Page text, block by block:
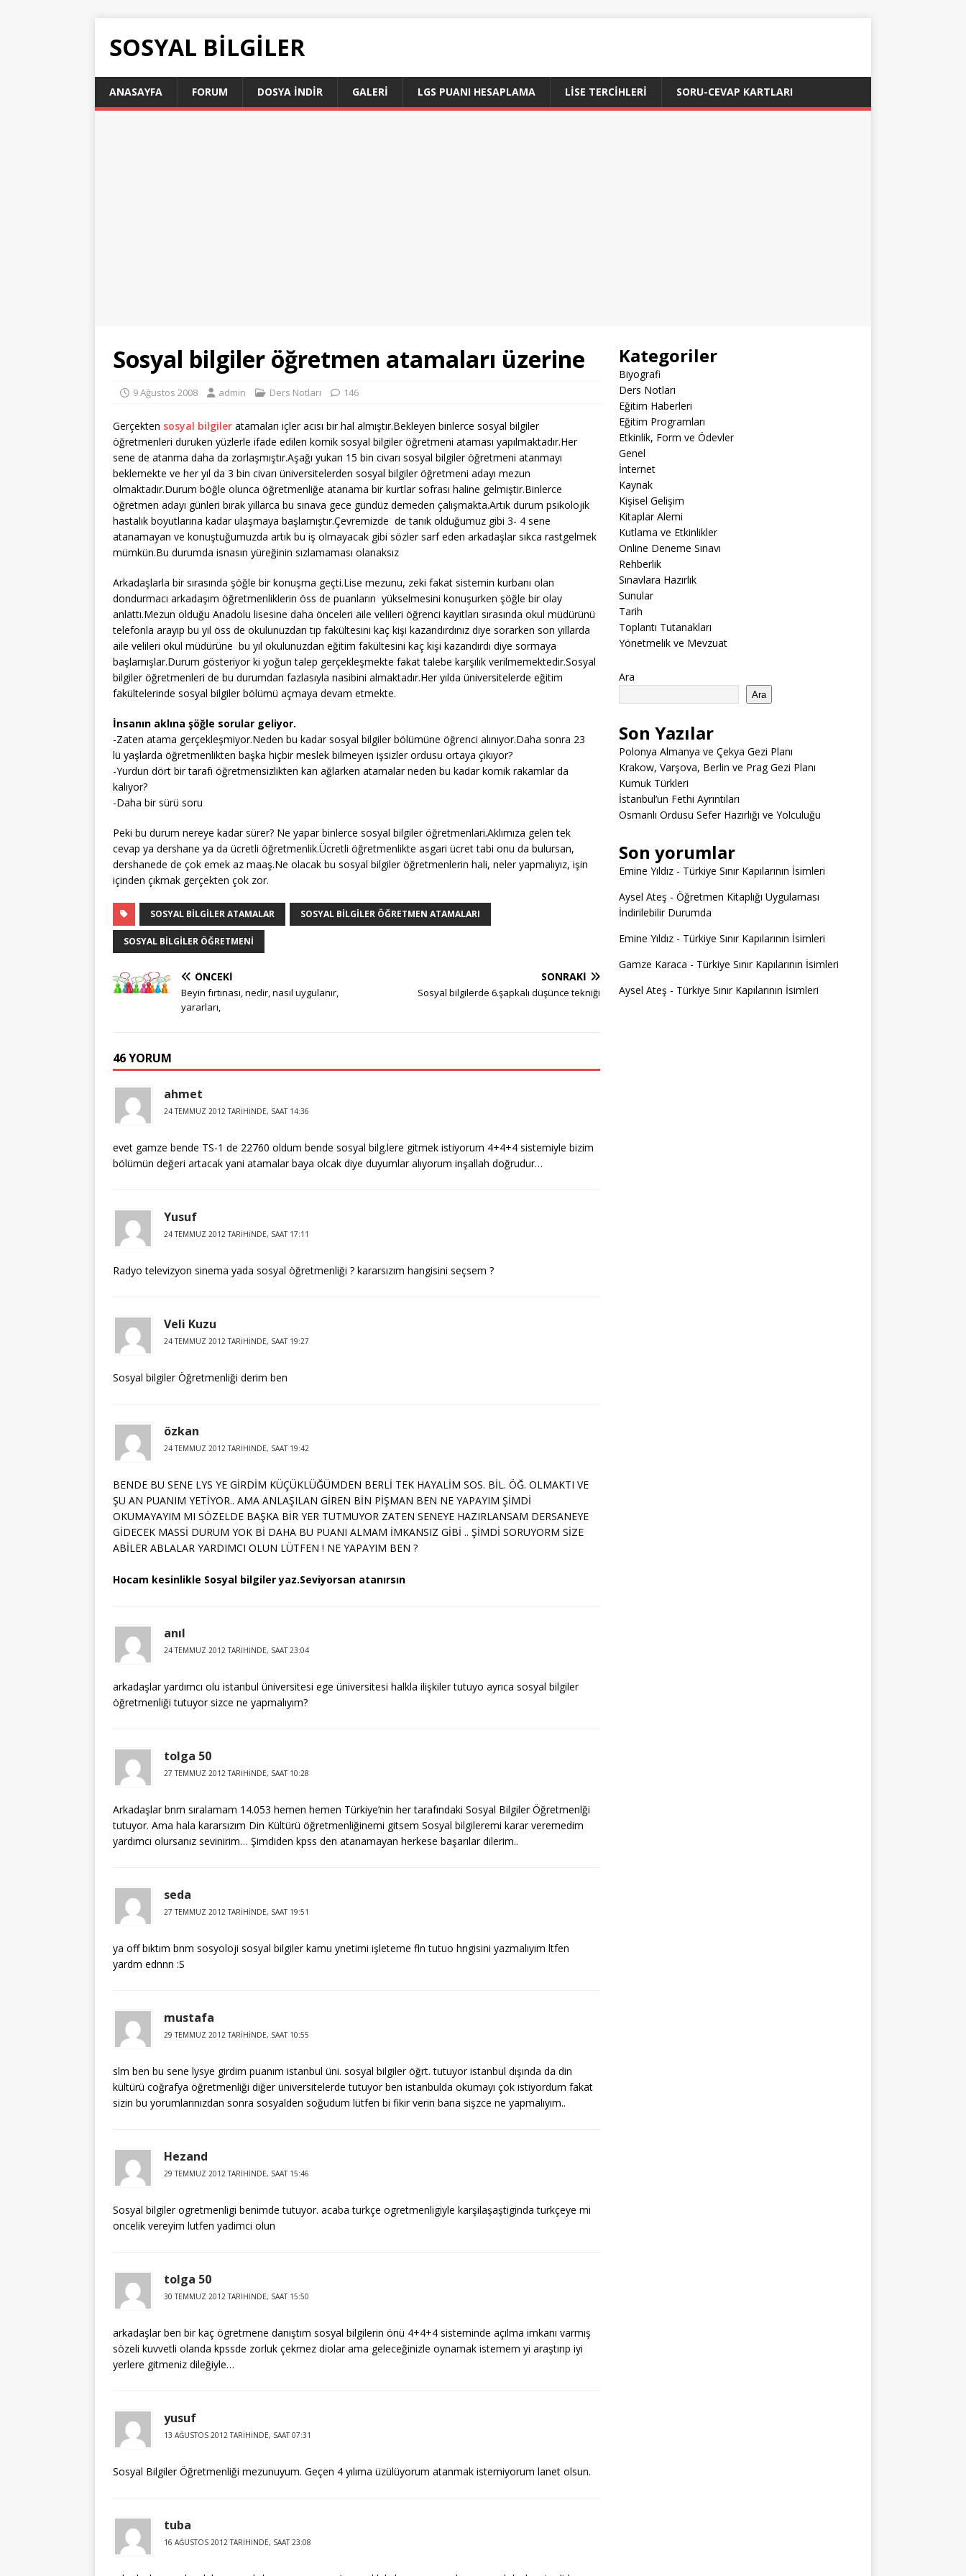
SOSYAL BILGILER
ANASAYFA FORUM DOSYA İNDIR GALERI LGS PUANI HESAPLAMA LİSE TERCİHLERİ SORU-CEVAP KARTLARI
Sosyal bilgiler öğretmen atamaları üzerine
9 Ağustos 2008 admin Ders Notları 146
Gerçekten sosyal bilgiler atamaları içler acısı bir hal almıştır.Bekleyen binlerce sosyal bilgiler
öğretmenleri duruken yüzlerle ifade edilen komik sosyal bilgiler öğretmeni ataması yapılmaktadır.Her
sene de atanma daha da zorlaşmıştır.Aşağı yukarı 15 bin civarı sosyal bilgiler öğretmeni atanmayı
beklemekte ve her yıl da 3 bin civarı üniversitelerden sosyal bilgiler öğretmeni adayı mezun
olmaktadır.Durum böğle olunca öğretmenliğe atanama bir kurtlar sofrası haline gelmiştir.Binlerce
öğretmen adayı günleri bırak yıllarca bu sınava gece gündüz demeden çalışmakta.Artık durum psikolojik
hastalık boyutlarına kadar ulaşmaya başlamıştır.Çevremizde de tanık olduğumuz gibi 3- 4 sene
atanamayan ve konuştuğumuzda artık bu iş olmayacak gibi sözler sarf eden arkadaşlar sıkca rastgelmek
mümkün.Bu durumda isnasın yüreğinin sızlamaması olanaksız
Arkadaşlarla bir sırasında şöğle bir konuşma geçti.Lise mezunu, zeki fakat sistemin kurbanı olan
dondurmacı arkadaşım öğretmenliklerin öss de puanların yükselmesini konuşurken şöğle bir olay
anlattı.Mezun olduğu Anadolu lisesine daha önceleri aile velileri öğrenci kayıtları sırasında okul müdürünü
telefonla arayıp bu yıl öss de okulunuzdan tıp fakültesini kaç kişi kazandırdınız diye sorarken son yıllarda
aile velileri okul müdürüne bu yıl okulunuzdan eğitim fakültesini kaç kişi kazandırdı diye sormaya
başlamışlar.Durum gösteriyor ki yoğun talep gerçekleşmekte fakat talebe karşılık verilmemektedir.Sosyal
bilgiler öğretmenleri de bu durumdan fazlasıyla nasibini almaktadır.Her yılda üniversitelerde eğitim
fakültelerinde sosyal bilgiler bölümü açmaya devam etmekte.
İnsanın aklına şöğle sorular geliyor.
-Zaten atama gerçekleşmiyor.Neden bu kadar sosyal bilgiler bölümüne öğrenci alınıyor.Daha sonra 23
lü yaşlarda öğretmenlikten başka hiçbir meslek bilmeyen işsizler ordusu ortaya çıkıyor?
-Yurdun dört bir tarafı öğretmensizlikten kan ağlarken atamalar neden bu kadar komik rakamlar da
kalıyor?
-Daha bir sürü soru
Peki bu durum nereye kadar sürer? Ne yapar binlerce sosyal bilgiler öğretmenlari.Aklımıza gelen tek
cevap ya dershane ya da ücretli öğretmenlik.Ücretli öğretmenlikte asgari ücret tabi onu da bulursan,
dershanede de çok emek az maaş.Ne olacak bu sosyal bilgiler öğretmenlerin hali, neler yapmalıyız, işin
içinden çıkmak gerçekten çok zor.
SOSYAL BILGILER ATAMALAR SOSYAL BILGILER ÖĞRETMEN ATAMALARI
SOSYAL BILGILER ÖĞRETMENI
ÖNCEKI
Beyin fırtınası, nedir, nasıl uygulanır,
yararları,
SONRAKI
Sosyal bilgilerde 6.şapkalı düşünce tekniği
46 YORUM
ahmet
24 TEMMUZ 2012 TARIHINDE, SAAT 14:36
evet gamze bende TS-1 de 22760 oldum bende sosyal bilg.lere gitmek istiyorum 4+4+4 sistemiyle bizim
bölümün değeri artacak yani atamalar baya olcak diye duyumlar alıyorum inşallah doğrudur…
Yusuf
24 TEMMUZ 2012 TARIHINDE, SAAT 17:11
Radyo televizyon sinema yada sosyal öğretmenliği ? kararsızım hangisini seçsem ?
Veli Kuzu
24 TEMMUZ 2012 TARIHINDE, SAAT 19:27
Sosyal bilgiler Öğretmenliği derim ben
özkan
24 TEMMUZ 2012 TARIHINDE, SAAT 19:42
BENDE BU SENE LYS YE GİRDİM KÜÇÜKLÜĞÜMDEN BERLİ TEK HAYALİM SOS. BİL. ÖĞ. OLMAKTI VE
ŞU AN PUANIM YETİYOR.. AMA ANLAŞILAN GİREN BİN PİŞMAN BEN NE YAPAYIM ŞİMDİ
OKUMAYAYIM MI SÖZELDE BAŞKA BİR YER TUTMUYOR ZATEN SENEYE HAZIRLANSAM DERSANEYE
GİDECEK MASSİ DURUM YOK Bİ DAHA BU PUANI ALMAM İMKANSIZ GİBİ .. ŞİMDİ SORUYORM SİZE
ABİLER ABLALAR YARDIMCI OLUN LÜTFEN ! NE YAPAYIM BEN ?
Hocam kesinlikle Sosyal bilgiler yaz.Seviyorsan atanırsın
anıl
24 TEMMUZ 2012 TARIHINDE, SAAT 23:04
arkadaşlar yardımcı olu istanbul üniversitesi ege üniversitesi halkla ilişkiler tutuyo ayrıca sosyal bilgiler
öğretmenliği tutuyor sizce ne yapmalıyım?
tolga 50
27 TEMMUZ 2012 TARIHINDE, SAAT 10:28
Arkadaşlar bnm sıralamam 14.053 hemen hemen Türkiye’nin her tarafındaki Sosyal Bilgiler Öğretmenlği
tutuyor. Ama hala kararsızım Din Kültürü öğretmenliğinemi gitsem Sosyal bilgileremi karar veremedim
yardımcı olursanız sevinirim… Şimdiden kpss den atanamayan herkese başarılar dilerim..
seda
27 TEMMUZ 2012 TARIHINDE, SAAT 19:51
ya off bıktım bnm sosyoloji sosyal bilgiler kamu ynetimi işleteme fln tutuo hngisini yazmalıyım ltfen
yardm ednnn :S
mustafa
29 TEMMUZ 2012 TARIHINDE, SAAT 10:55
slm ben bu sene lysye girdim puanım istanbul üni. sosyal bilgiler öğrt. tutuyor istanbul dışında da din
kültürü coğrafya öğretmenliği diğer üniversitelerde tutuyor ben istanbulda okumayı çok istiyordum fakat
sizin bu yorumlarınızdan sonra sosyalden soğudum lütfen bi fikir verin bana sişzce ne yapmalıyım..
Hezand
29 TEMMUZ 2012 TARIHINDE, SAAT 15:46
Sosyal bilgiler ogretmenligi benimde tutuyor. acaba turkçe ogretmenligiyle karşilaşaştiginda turkçeye mi
oncelik vereyim lutfen yadimci olun
tolga 50
30 TEMMUZ 2012 TARIHINDE, SAAT 15:50
arkadaşlar ben bir kaç ögretmene danıştım sosyal bilgilerin önü 4+4+4 sisteminde açılma imkanı varmış
sözeli kuvvetli olanda kpssde zorluk çekmez diolar ama geleceğinizle oynamak istemem yi araştırıp iyi
yerlere gitmeniz dileğiyle…
yusuf
13 AĞUSTOS 2012 TARIHINDE, SAAT 07:31
Sosyal Bilgiler Öğretmenliği mezunuyum. Geçen 4 yılıma üzülüyorum atanmak istemiyorum lanet olsun.
tuba
16 AĞUSTOS 2012 TARIHINDE, SAAT 23:08
Kategoriler
Biyografi
Ders Notları
Eğitim Haberleri
Eğitim Programları
Etkinlik, Form ve Ödevler
Genel
İnternet
Kaynak
Kişisel Gelişim
Kitaplar Alemi
Kutlama ve Etkinlikler
Online Deneme Sınavı
Rehberlik
Sınavlara Hazırlık
Sunular
Tarih
Toplantı Tutanakları
Yönetmelik ve Mevzuat
Ara
Ara
Son Yazılar
Polonya Almanya ve Çekya Gezi Planı
Krakow, Varşova, Berlin ve Prag Gezi Planı
Kumuk Türkleri
İstanbul’un Fethi Ayrıntıları
Osmanlı Ordusu Sefer Hazırlığı ve Yolculuğu
Son yorumlar
Emine Yıldız- Türkiye Sınır Kapılarının İsimleri
Aysel Ateş - Öğretmen Kitaplığı Uygulaması
İndirilebilir Durumda
Emine Yıldız- Türkiye Sınır Kapılarının İsimleri
Gamze Karaca - Türkiye Sınır Kapılarının İsimleri
Aysel Ateş - Türkiye Sınır Kapılarının İsimleri